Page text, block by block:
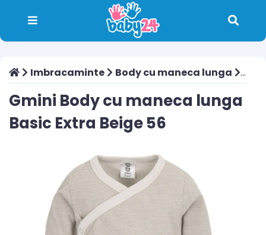
Imbracaminte Body cu maneca lunga
Gmini Body cu maneca lunga
Basic Extra Beige 56